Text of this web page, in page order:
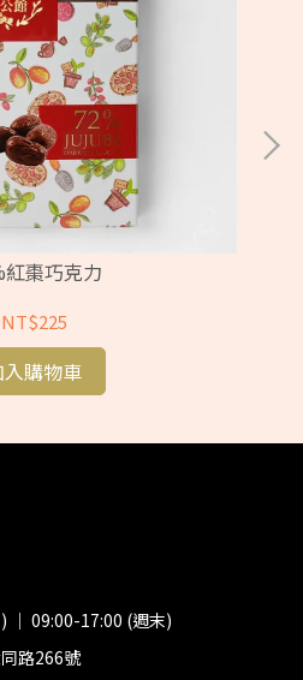
紅棗巧克力
NT$225
購物車
｜ 09:00-17:00 (週末)
路266號